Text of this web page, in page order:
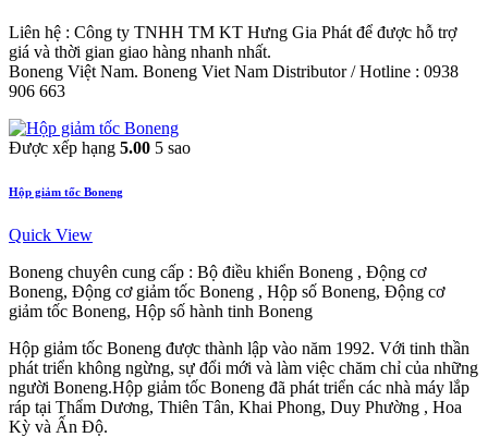
Liên hệ : Công ty TNHH TM KT Hưng Gia Phát để được hỗ trợ
giá và thời gian giao hàng nhanh nhất.
Boneng Việt Nam. Boneng Viet Nam Distributor / Hotline : 0938
906 663
Được xếp hạng 5.00 5 sao
Hộp giảm tốc Boneng
Quick View
Boneng chuyên cung cấp : Bộ điều khiển Boneng , Động cơ
Boneng, Động cơ giảm tốc Boneng , Hộp số Boneng, Động cơ
giảm tốc Boneng, Hộp số hành tinh Boneng
Hộp giảm tốc Boneng được thành lập vào năm 1992. Với tinh thần
phát triển không ngừng, sự đổi mới và làm việc chăm chỉ của những
người Boneng.Hộp giảm tốc Boneng đã phát triển các nhà máy lắp
ráp tại Thẩm Dương, Thiên Tân, Khai Phong, Duy Phường , Hoa
Kỳ và Ấn Độ.